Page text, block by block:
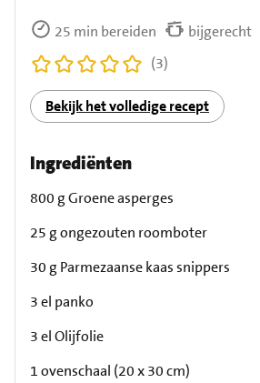
25 min bereiden bijgerecht
(3)
Bekijk het volledige recept
Ingrediënten
800 g Groene asperges
25 g ongezouten roomboter
30 g Parmezaanse kaas snippers
3 el panko
3 el Olijfolie
1 ovenschaal (20 x 30 cm)